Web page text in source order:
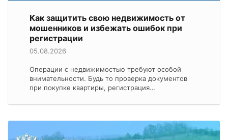
Как защитить свою недвижимость от
мошенников и избежать ошибок при
регистрации
05.08.2026
Операции с недвижимостью требуют особой
внимательности. Будь то проверка документов
при покупке квартиры, регистрация…